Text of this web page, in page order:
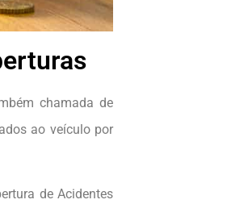
chamada de
ao veículo por
de Acidentes